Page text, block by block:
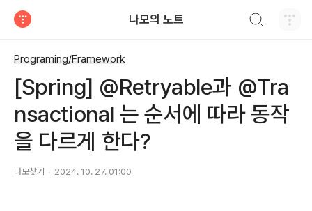
나모의 노트
Programing/Framework
[Spring] @Retryable과 @Tra
nsactional 는 순서에 따라 동작
을 다르게 한다?
나모찾기 2024. 10. 27. 01:00